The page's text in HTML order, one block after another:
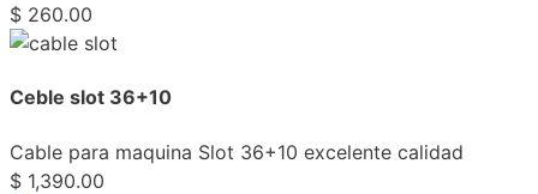
$ 260.00
Ceble slot 36+10
Cable para maquina Slot 36+10 excelente calidad
$ 1,390.00